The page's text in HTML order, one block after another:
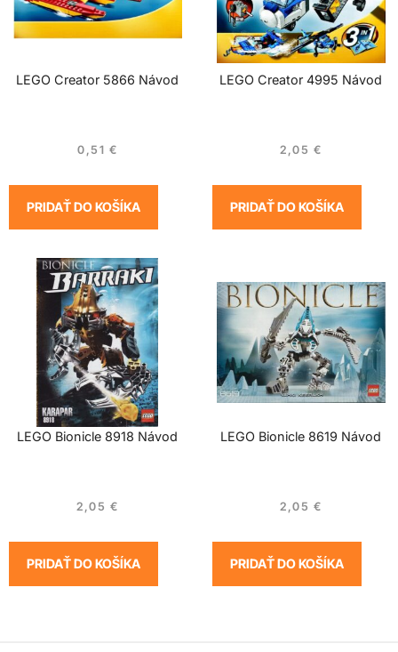
LEGO Creator 5866 Návod
0,51 €
PRIDAŤ DO KOŠÍKA
LEGO Creator 4995 Návod
2,05 €
PRIDAŤ DO KOŠÍKA
LEGO Bionicle 8918 Návod
2,05 €
PRIDAŤ DO KOŠÍKA
LEGO Bionicle 8619 Návod
2,05 €
PRIDAŤ DO KOŠÍKA